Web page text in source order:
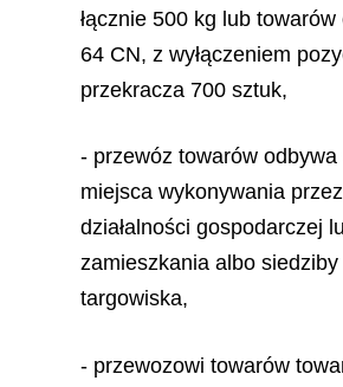
łącznie 500 kg lub towarów
64 CN, z wyłączeniem
przekracza 700 sztuk,
- przewóz towarów odbywa
miejsca wykonywania
działalności gospodarczej
zamieszkania albo
targowiska,
- przewozowi towarów